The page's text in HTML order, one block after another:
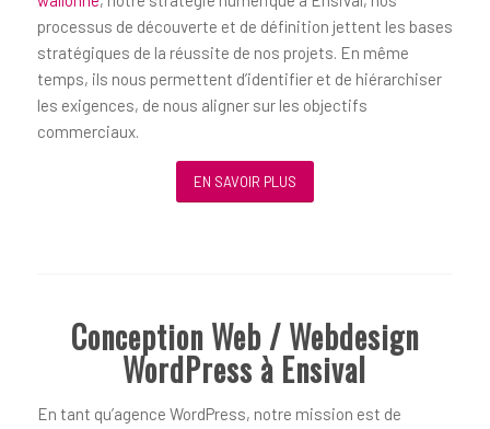
processus de découverte et de définition jettent les bases
stratégiques de la réussite de nos projets. En même
temps, ils nous permettent d’identifier et de hiérarchiser
les exigences, de nous aligner sur les objectifs
commerciaux.
EN SAVOIR PLUS
Conception Web / Webdesign
WordPress à Ensival
En tant qu’agence WordPress, notre mission est de